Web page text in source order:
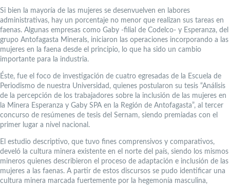
Si bien la mayoría de las mujeres se desenvuelven en labores
administrativas, hay un porcentaje no menor que realizan sus tareas en
faenas. Algunas empresas como Gaby -filial de Codelco- y Esperanza, del
grupo Antofagasta Minerals, iniciaron las operaciones incorporando a las
mujeres en la faena desde el principio, lo que ha sido un cambio
importante para la industria.
Éste, fue el foco de investigación de cuatro egresadas de la Escuela de
Periodismo de nuestra Universidad, quienes postularon su tesis “Análisis
de la percepción de los trabajadores sobre la inclusión de las mujeres en
la Minera Esperanza y Gaby SPA en la Región de Antofagasta”, al tercer
concurso de resúmenes de tesis del Sernam, siendo premiadas con el
primer lugar a nivel nacional.
El estudio descriptivo, que tuvo fines comprensivos y comparativos,
develó la cultura minera existente en el norte del país, siendo los mismos
mineros quienes describieron el proceso de adaptación e inclusión de las
mujeres a las faenas. A partir de estos discursos se pudo identificar una
cultura minera marcada fuertemente por la hegemonía masculina,